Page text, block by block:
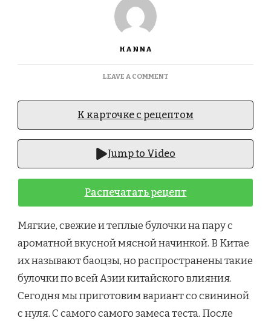
HANNA
LEAVE A COMMENTON
/
WITH
НА
ПАРУ
СО
СВИНИНОЙ
К карточке с рецептом
Jump to Video
Распечатать рецепт
Мягкие, свежие и теплые булочки на пару с
ароматной вкусной мясной начинкой. В Китае
их называют баоцзы, но распространены такие
булочки по всей Азии китайского влияния.
Сегодня мы приготовим вариант со свининой
с нуля. С самого самого замеса теста. После